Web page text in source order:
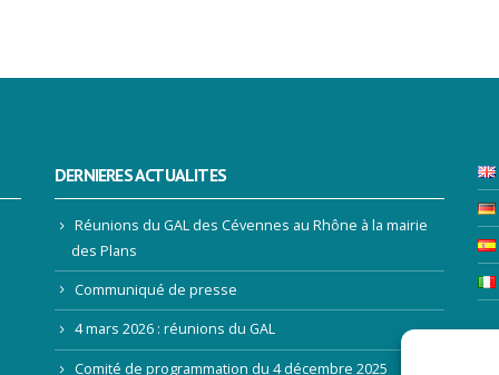
DERNIERES ACTUALITES
Réunions du GAL des Cévennes au Rhône à la mairie
des Plans
Communiqué de presse
4 mars 2026 : réunions du GAL
Comité de programmation du 4 décembre 2025